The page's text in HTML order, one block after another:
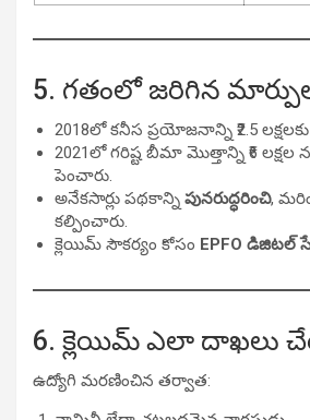
5. గతంలో జరిగిన
2018లో కనీస ప్రయోజనాన్ని ₹2.5
2021లో గరిష్ట బీమా మొత్తాన్ని ₹6 లక్షల
పెంచారు.
అనేకసార్లు పథకాన్ని పునరుద్ధరించి,
కల్పించారు.
క్లెయిమ్ సౌకర్యం కోసం EPFO డిజిటల్
6. క్లెయిమ్ ఎలా దాఖలు
ఉద్యోగి మరణించిన తర్వాత: